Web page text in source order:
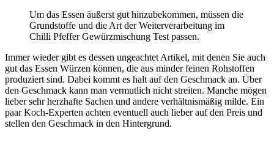
Um das Essen äußerst gut hinzubekommen, müssen die
Grundstoffe und die Art der Weiterverarbeitung im
Chilli Pfeffer Gewürzmischung Test passen.
Immer wieder gibt es dessen ungeachtet Artikel, mit denen Sie auch
gut das Essen Würzen können, die aus minder feinen Rohstoffen
produziert sind. Dabei kommt es halt auf den Geschmack an. Über
den Geschmack kann man vermutlich nicht streiten. Manche mögen
lieber sehr herzhafte Sachen und andere verhältnismäßig milde. Ein
paar Koch-Experten achten eventuell auch lieber auf den Preis und
stellen den Geschmack in den Hintergrund.